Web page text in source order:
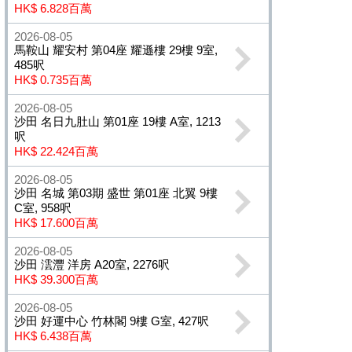
HK$ 6.828百萬
2026-08-05
馬鞍山 耀安村 第04座 耀遜樓 29樓 9室,
485呎
HK$ 0.735百萬
2026-08-05
沙田 名日九肚山 第01座 19樓 A室, 1213
呎
HK$ 22.424百萬
2026-08-05
沙田 名城 第03期 盛世 第01座 北翼 9樓
C室, 958呎
HK$ 17.600百萬
2026-08-05
沙田 澐灃 洋房 A20室, 2276呎
HK$ 39.300百萬
2026-08-05
沙田 好運中心 竹林閣 9樓 G室, 427呎
HK$ 6.438百萬